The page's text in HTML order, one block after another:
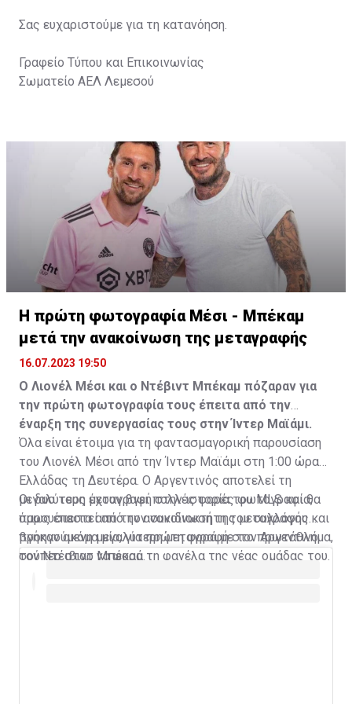
Σας ευχαριστούμε για τη κατανόηση.
Γραφείο Τύπου και Επικοινωνίας
Σωματείο ΑΕΛ Λεμεσού
Η πρώτη φωτογραφία Μέσι - Μπέκαμ
μετά την ανακοίνωση της μεταγραφής
16.07.2023 19:50
Ο Λιονέλ Μέσι και ο Ντέβιντ Μπέκαμ πόζαραν για
την πρώτη φωτογραφία τους έπειτα από την
έναρξη της συνεργασίας τους στην Ίντερ Μαϊάμι.
Όλα είναι έτοιμα για τη φαντασμαγορική παρουσίαση
του Λιονέλ Μέσι από την Ίντερ Μαϊάμι στη 1:00 ώρα
Ελλάδας τη Δευτέρα. Ο Αργεντινός αποτελεί τη
μεγαλύτερη μεταγραφή στην ιστορία του MLS και θα
παρουσιαστεί από τον συνιδιοκτήτη του συλλόγου και
προηγούμενη μεγαλύτερη μεταγραφή στο πρωτάθλημα,
τον Ντέιβιντ Μπέκαμ.
Οι δυο τους έχουν βγει πολλές φορές φωτογραφία,
όμως έπειτα από την ανακοίνωση της μεταγραφής
βγήκαν ακόμα μία, για πρώτη φορά με τον Αργεντινό
σούπερ σταρ να φορά τη φανέλα της νέας ομάδας του.